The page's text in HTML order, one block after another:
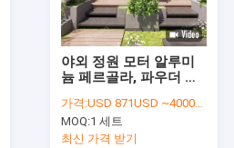
야외 정원 모터 알루미
늄 페르골라, 파우더 코
가격:USD 871USD ~4000USD or more based on the sizes
MOQ:1 세트
최신 가격 받기